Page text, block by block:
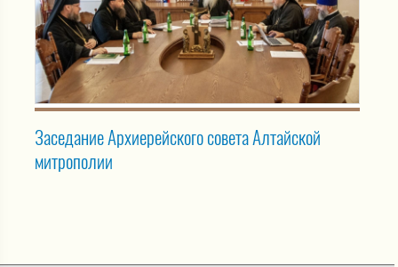
Заседание Архиерейского совета Алтайской
митрополии